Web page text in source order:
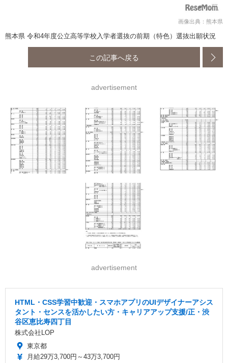
画像出典：熊本県
熊本県 令和4年度公立高等学校入学者選抜の前期（特色）選抜出願状況
この記事へ戻る
advertisement
advertisement
HTML・CSS学習中歓迎・スマホアプリのUIデザイナーアシス
タント・センスを活かしたい方・キャリアアップ支援/正・渋
谷区恵比寿四丁目
株式会社LOP
東京都
月給29万3,700円～43万3,700円